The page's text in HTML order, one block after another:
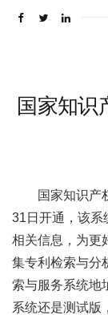
国家知识
国家知识产
31日开通，该系
相关信息，为更
集专利检索与分
索与服务系统地
系统还是测试版